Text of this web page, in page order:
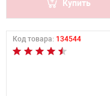
Купить
Код товара: 134544